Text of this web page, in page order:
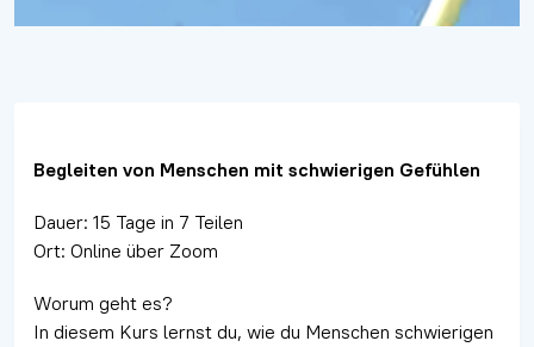
Begleiten von Menschen mit schwierigen Gefühlen
Dauer: 15 Tage in 7 Teilen
Ort: Online über Zoom
Worum geht es?
In diesem Kurs lernst du, wie du Menschen schwierigen